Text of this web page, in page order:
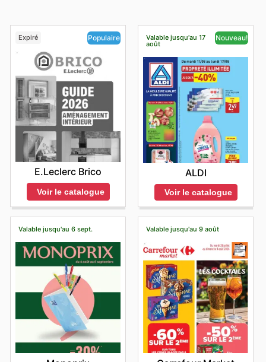
Expiré Populaire
E.Leclerc Brico
Voir le catalogue
Valable jusqu'au 17
août
Nouveau!
ALDI
Voir le catalogue
Valable jusqu'au 6 sept. Valable jusqu'au 9 août